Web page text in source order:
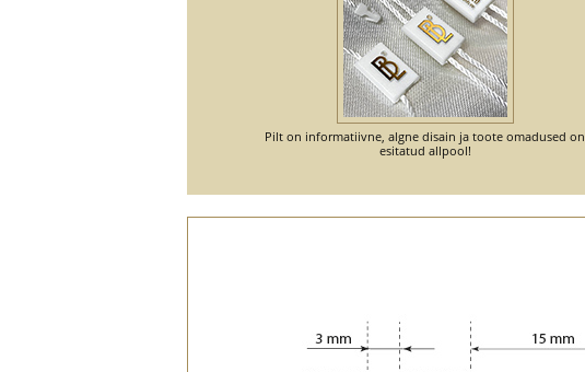
Pilt on informatiivne, algne disain ja toote omadused on
esitatud allpool!